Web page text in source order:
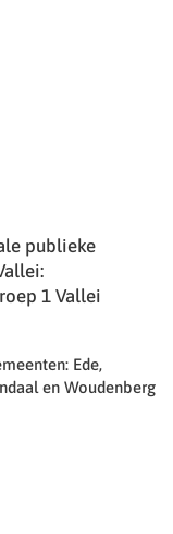
publieke
1 Vallei
Ede,
en Woudenberg